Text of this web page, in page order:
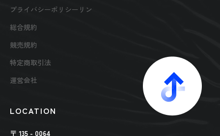
プライバシーポリシーリン
総合規約
競売規約
特定商取引法
運営会社
LOCATION
〒 135 - 0064